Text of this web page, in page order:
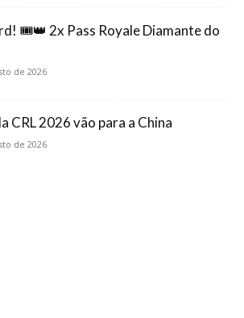
🎟️👑 2x Pass Royale Diamante do
de 2026
CRL 2026 vão para a China
de 2026